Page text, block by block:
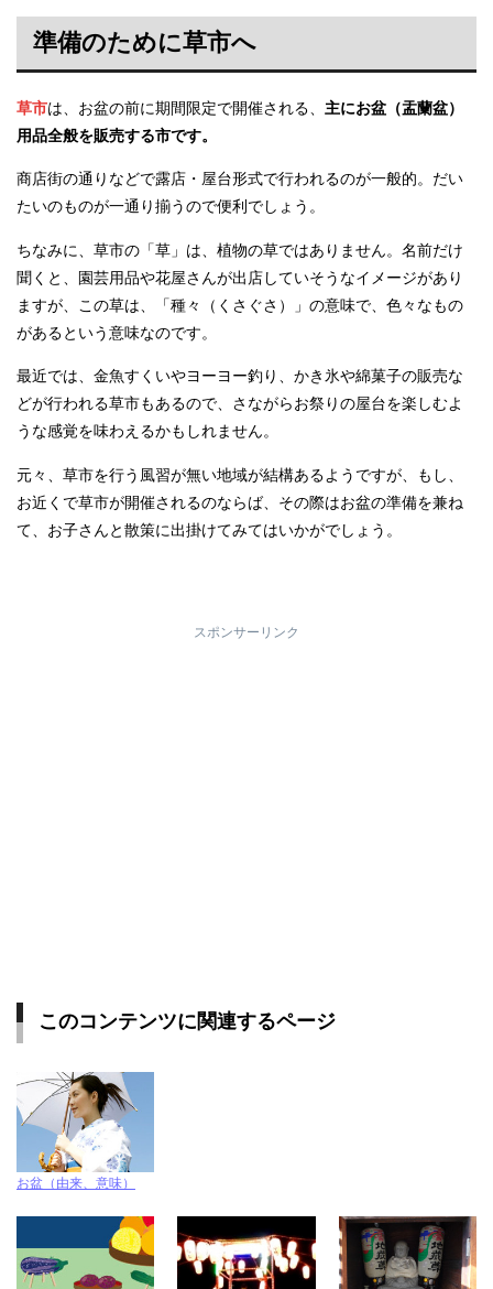
準備のために草市へ
草市は、お盆の前に期間限定で開催される、 主にお盆（盂蘭盆）
用品全般を販売する市です。
商店街の通りなどで露店・屋台形式で行われるのが一般的。だい
たいのものが一通り揃うので便利でしょう。
ちなみに、草市の「草」は、植物の草ではありません。名前だけ
聞くと、園芸用品や花屋さんが出店していそうなイメージがあり
ますが、この草は、「種々（くさぐさ）」の意味で、色々なもの
があるという意味なのです。
最近では、金魚すくいやヨーヨー釣り、かき氷や綿菓子の販売な
どが行われる草市もあるので、さながらお祭りの屋台を楽しむよ
うな感覚を味わえるかもしれません。
元々、草市を行う風習が無い地域が結構あるようですが、もし、
お近くで草市が開催されるのならば、その際はお盆の準備を兼ね
て、お子さんと散策に出掛けてみてはいかがでしょう。
スポンサーリンク
このコンテンツに関連するページ
お盆（由来、意味）